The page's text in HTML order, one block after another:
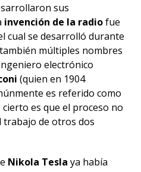
sus
invención de la radiofue
cual se desarrolló durante
múltiples nombres
electrónico
(quien en 1904
es referido como
es que el proceso no
trabajo de otros dos
Nikola Tesla ya había